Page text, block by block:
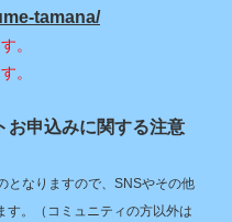
tamana/
。
。
お申込みに関する注意
となりますので、SNSやその他
す。（コミュニティの方以外は